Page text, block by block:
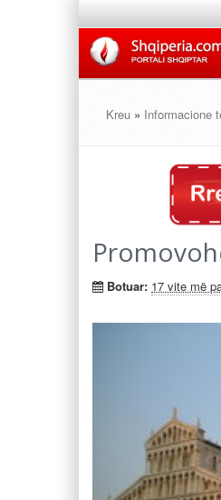
Kreu » Informacione
Botuar: 17 vite më